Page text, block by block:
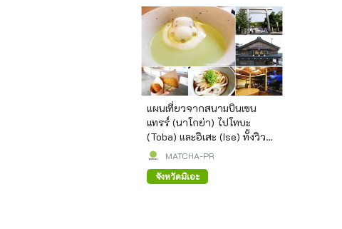
แผนเที่ยวจากสนามบินเซน
แทรร์ (นาโกย่า) ไปโทบะ
(Toba) และอิเสะ (Ise) ทั้งวิว
สวยและร้านอาหารอร่อย!
MATCHA-PR
จังหวัดมิเอะ